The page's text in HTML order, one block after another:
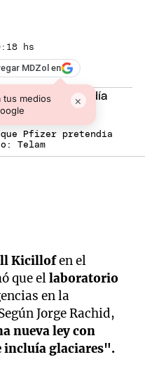
hs
MDZol en
tus medios
×
Pfizer pretendía
Telam
Kicillofen el
que ellaboratorio
en la
Jorge Rachid,
nueva ley con
incluía glaciares".